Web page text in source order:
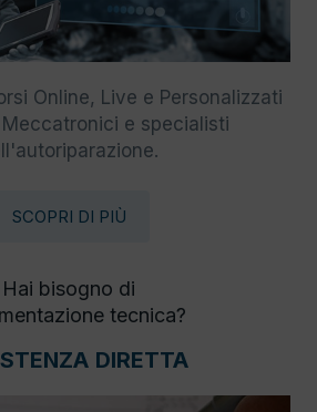
Online, Live e Personalizzati
e specialisti
SCOPRI DI PIÙ
Hai bisogno di
tecnica?
DIRETTA